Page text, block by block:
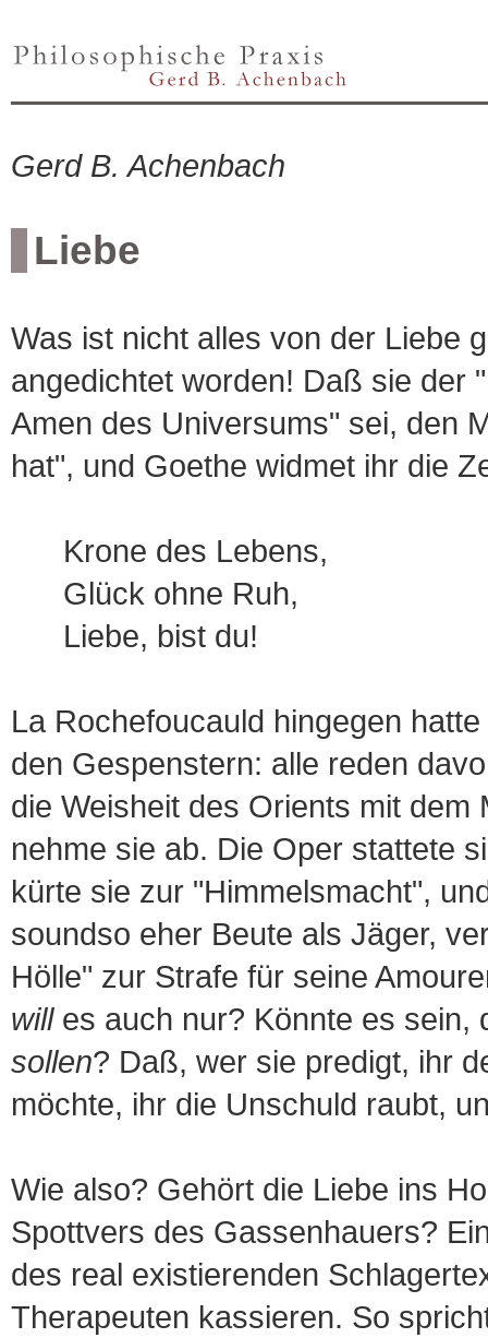
Gerd B. Achenbach
Liebe
Was ist nicht alles von der Liebe
angedichtet worden! Daß sie der
Amen des Universums" sei, den
hat", und Goethe widmet ihr die
Krone des Lebens,
Glück ohne Ruh,
Liebe, bist du!
La Rochefoucauld hingegen
den Gespenstern: alle reden
die Weisheit des Orients mit
nehme sie ab. Die Oper stattete
kürte sie zur "Himmelsmacht",
soundso eher Beute als Jäger,
Hölle" zur Strafe für seine
will es auch nur? Könnte es
sollen? Daß, wer sie predigt, ihr
möchte, ihr die Unschuld raubt,
Wie also? Gehört die Liebe ins
Spottvers des Gassenhauers?
des real existierenden
Therapeuten kassieren. So